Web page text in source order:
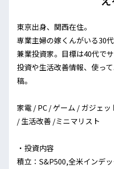
東京出身、関西在住。
専業主婦の嫁くんがいる30代
兼業投資家。目標は40代でサ
投資や生活改善情報、使っ
稿。
家電 / PC / ゲーム / ガジェ
/ 生活改善 /ミニマリスト
・投資内容
積立：S&P500,全米インデ